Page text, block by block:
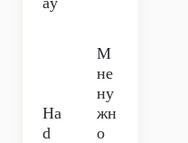
Ha
d
М
не
ну
жн
о